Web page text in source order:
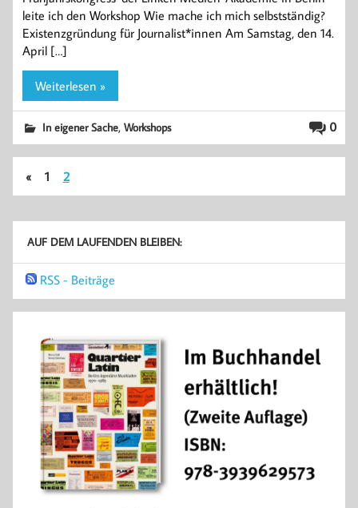
leite ich den Workshop Wie mache ich mich selbstständig?
Existenzgründung für Journalist*innen Am Samstag, den 14.
April […]
Weiterlesen »
0
In eigener Sache,Workshops
« 1 2
AUF DEM LAUFENDEN BLEIBEN:
RSS - Beiträge